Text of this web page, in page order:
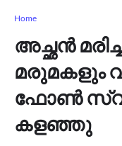
Home
അച്ഛൻ
മരുമകളും
ഫോണ്‍
കളഞ്ഞു